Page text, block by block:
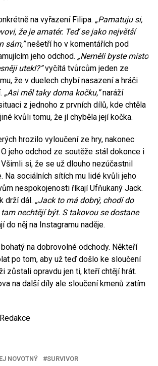
na vyřazení Filipa. „Pamatuju si,
že je amatér. Teď se jako největší
sám,”nešetří ho v komentářích pod
jeho odchod. „Neměli byste místo
utekl?”vyčítá tvůrcům jeden ze
že v duelech chybí nasazení a hráči
„Asi měl taky doma kočku,”naráží
z jednoho z prvních dílů, kde chtěla
kvůli tomu, že jí chyběla její kočka.
hrozilo vyloučení ze hry, nakonec
jeho odchod ze soutěže stál dokonce i
si, že se už dlouho nezúčastnil
Na sociálních sítích mu lidé kvůli jeho
nespokojenosti říkají Ufňukaný Jack.
drží dál. „Jack to má dobrý, chodí do
nechtějí být. S takovou se dostane
do něj na Instagramu naděje.
na dobrovolné odchody. Někteří
po tom, aby už teď došlo ke sloučení
zůstali opravdu jen ti, kteří chtějí hrát.
na další díly ale sloučení kmenů zatím
NOVOTNÝ SURVIVOR